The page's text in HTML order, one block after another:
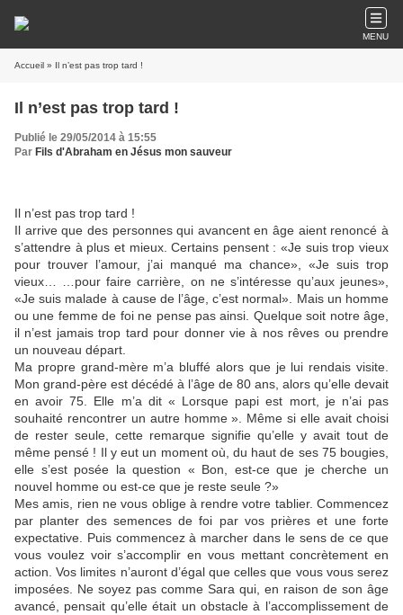
MENU
Accueil » Il n’est pas trop tard !
Il n’est pas trop tard !
Publié le 29/05/2014 à 15:55
Par Fils d'Abraham en Jésus mon sauveur
Il n’est pas trop tard !
Il arrive que des personnes qui avancent en âge aient renoncé à
s’attendre à plus et mieux. Certains pensent : «Je suis trop vieux
pour trouver l’amour, j’ai manqué ma chance», «Je suis trop
vieux… …pour faire carrière, on ne s’intéresse qu’aux jeunes»,
«Je suis malade à cause de l’âge, c’est normal». Mais un homme
ou une femme de foi ne pense pas ainsi. Quelque soit notre âge,
il n’est jamais trop tard pour donner vie à nos rêves ou prendre
un nouveau départ.
Ma propre grand-mère m’a bluffé alors que je lui rendais visite.
Mon grand-père est décédé à l’âge de 80 ans, alors qu’elle devait
en avoir 75. Elle m’a dit « Lorsque papi est mort, je n’ai pas
souhaité rencontrer un autre homme ». Même si elle avait choisi
de rester seule, cette remarque signifie qu’elle y avait tout de
même pensé ! Il y eut un moment où, du haut de ses 75 bougies,
elle s’est posée la question « Bon, est-ce que je cherche un
nouvel homme ou est-ce que je reste seule ?»
Mes amis, rien ne vous oblige à rendre votre tablier. Commencez
par planter des semences de foi par vos prières et une forte
expectative. Puis commencez à marcher dans le sens de ce que
vous voulez voir s’accomplir en vous mettant concrètement en
action. Vos limites n’auront d’égal que celles que vous vous serez
imposées. Ne soyez pas comme Sara qui, en raison de son âge
avancé, pensait qu’elle était un obstacle à l’accomplissement de